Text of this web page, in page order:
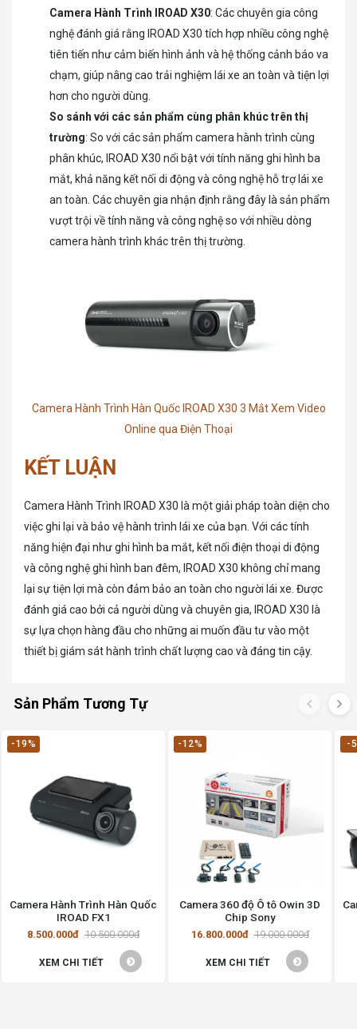
Camera Hành Trình IROAD X30: Các chuyên gia công
nghệ đánh giá rằng IROAD X30 tích hợp nhiều công nghệ
tiên tiến như cảm biến hình ảnh và hệ thống cảnh báo va
chạm, giúp nâng cao trải nghiệm lái xe an toàn và tiện lợi
hơn cho người dùng.
So sánh với các sản phẩm cùng phân khúc trên thị
trường: So với các sản phẩm camera hành trình cùng
phân khúc, IROAD X30 nổi bật với tính năng ghi hình ba
mắt, khả năng kết nối di động và công nghệ hỗ trợ lái xe
an toàn. Các chuyên gia nhận định rằng đây là sản phẩm
vượt trội về tính năng và công nghệ so với nhiều dòng
camera hành trình khác trên thị trường.
Camera Hành Trình Hàn Quốc IROAD X30 3 Mắt Xem Video
Online qua Điện Thoại
KẾT LUẬN
Camera Hành Trình IROAD X30 là một giải pháp toàn diện cho
việc ghi lại và bảo vệ hành trình lái xe của bạn. Với các tính
năng hiện đại như ghi hình ba mắt, kết nối điện thoại di động
và công nghệ ghi hình ban đêm, IROAD X30 không chỉ mang
lại sự tiện lợi mà còn đảm bảo an toàn cho người lái xe. Được
đánh giá cao bởi cả người dùng và chuyên gia, IROAD X30 là
sự lựa chọn hàng đầu cho những ai muốn đầu tư vào một
thiết bị giám sát hành trình chất lượng cao và đáng tin cậy.
Sản Phẩm Tương Tự
-19%
Camera Hành Trình Hàn Quốc
IROAD FX1
8.500.000đ 10.500.000đ
XEM CHI TIẾT
-12%
Camera 360 độ Ô tô Owin 3D
Chip Sony
16.800.000đ 19.000.000đ
XEM CHI TIẾT
-